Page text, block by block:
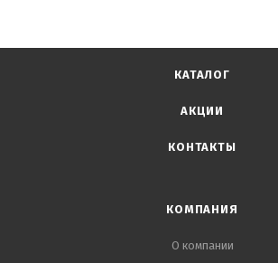
КАТАЛОГ
АКЦИИ
КОНТАКТЫ
КОМПАНИЯ
О компании